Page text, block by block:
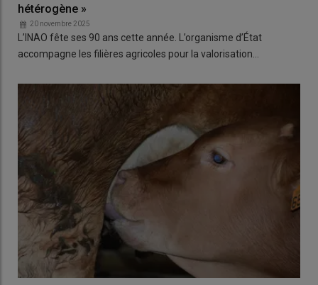
hétérogène »
20 novembre 2025
L’INAO fête ses 90 ans cette année. L’organisme d’État
accompagne les filières agricoles pour la valorisation…